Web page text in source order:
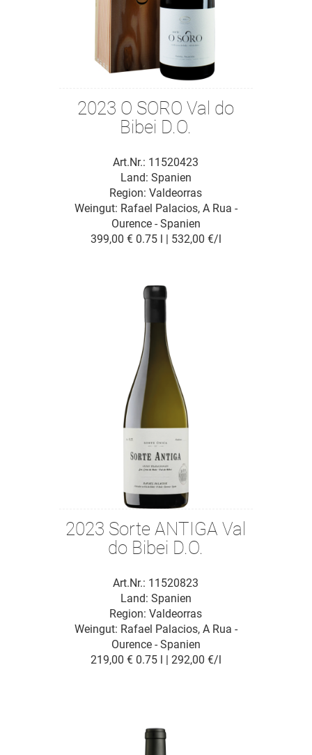
2023 O SORO Val do
Bibei D.O.
Art.Nr.: 11520423
Region: Valdeorras
Weingut: Rafael Palacios, A Rua -
Ourence - Spanien
Land: Spanien
399,00 € 0.75 l | 532,00 €/l
2023 Sorte ANTIGA Val
do Bibei D.O.
Art.Nr.: 11520823
Land: Spanien
Weingut: Rafael Palacios, A Rua -
Ourence - Spanien
Region: Valdeorras
219,00 € 0.75 l | 292,00 €/l